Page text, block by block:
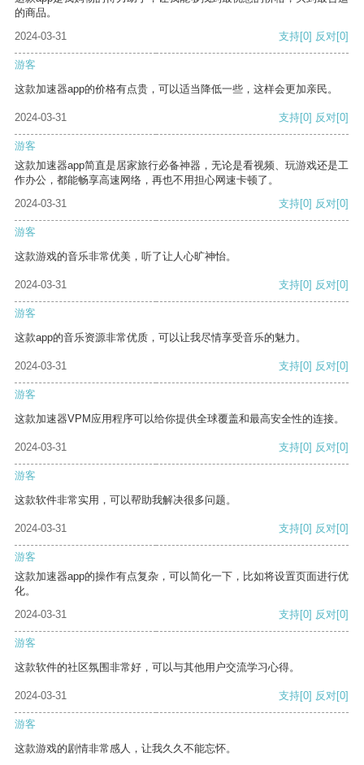
的商品。
2024-03-31
支持[0] 反对[0]
游客
这款加速器app的价格有点贵，可以适当降低一些，这样会更加亲民。
2024-03-31 支持[0] 反对[0]
游客
这款加速器app简直是居家旅行必备神器，无论是看视频、玩游戏还是工
作办公，都能畅享高速网络，再也不用担心网速卡顿了。
2024-03-31
支持[0] 反对[0]
游客
这款游戏的音乐非常优美，听了让人心旷神怡。
2024-03-31 支持[0] 反对[0]
游客
这款app的音乐资源非常优质，可以让我尽情享受音乐的魅力。
2024-03-31 支持[0] 反对[0]
游客
这款加速器VPM应用程序可以给你提供全球覆盖和最高安全性的连接。
2024-03-31 支持[0] 反对[0]
游客
这款软件非常实用，可以帮助我解决很多问题。
2024-03-31 支持[0] 反对[0]
游客
这款加速器app的操作有点复杂，可以简化一下，比如将设置页面进行优
化。
2024-03-31
支持[0] 反对[0]
游客
这款软件的社区氛围非常好，可以与其他用户交流学习心得。
2024-03-31 支持[0] 反对[0]
游客
这款游戏的剧情非常感人，让我久久不能忘怀。